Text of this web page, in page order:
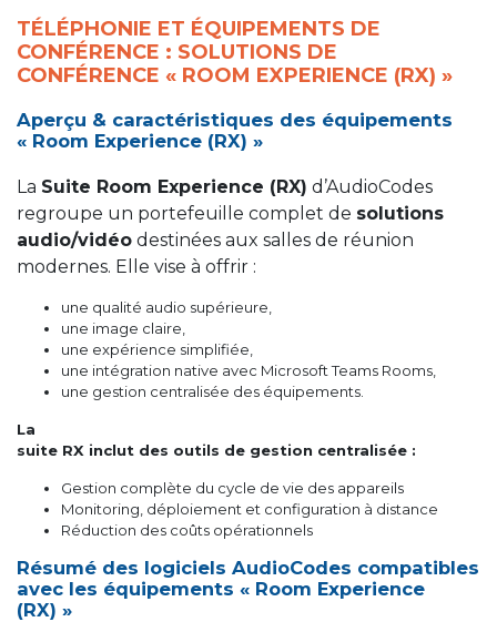
TÉLÉPHONIE ET ÉQUIPEMENTS DE
CONFÉRENCE : SOLUTIONS DE
CONFÉRENCE « ROOM EXPERIENCE (RX) »
Aperçu & caractéristiques des équipements
« Room Experience (RX) »
La Suite Room Experience (RX) d’AudioCodes
regroupe un portefeuille complet de solutions
audio/vidéo destinées aux salles de réunion
modernes. Elle vise à offrir :
une qualité audio supérieure,
une image claire,
une expérience simplifiée,
une intégration native avec Microsoft Teams Rooms,
une gestion centralisée des équipements.
La
suite RX inclut des outils de gestion centralisée :
Gestion complète du cycle de vie des appareils
Monitoring, déploiement et configuration à distance
Réduction des coûts opérationnels
Résumé des logiciels AudioCodes compatibles
avec les équipements « Room Experience
(RX) »